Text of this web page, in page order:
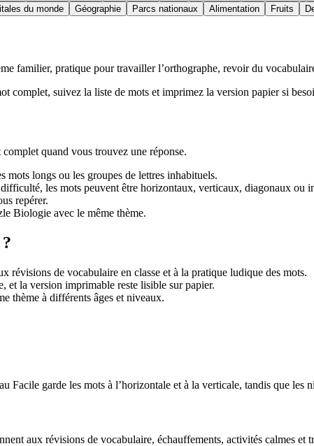
du monde Géographie Parcs nationaux Alimentation Fruits
familier, pratique pour travailler l’orthographe, revoir du
complet, suivez la liste de mots et imprimez la version papier si
quand vous trouvez une réponse.
mots longs ou les groupes de lettres inhabituels.
les mots peuvent être horizontaux, verticaux, diagonaux ou
repérer.
Biologie avec le même thème.
révisions de vocabulaire en classe et à la pratique ludique des mots.
et la version imprimable reste lisible sur papier.
thème à différents âges et niveaux.
garde les mots à l’horizontale et à la verticale, tandis que les
aux révisions de vocabulaire, échauffements, activités calmes et